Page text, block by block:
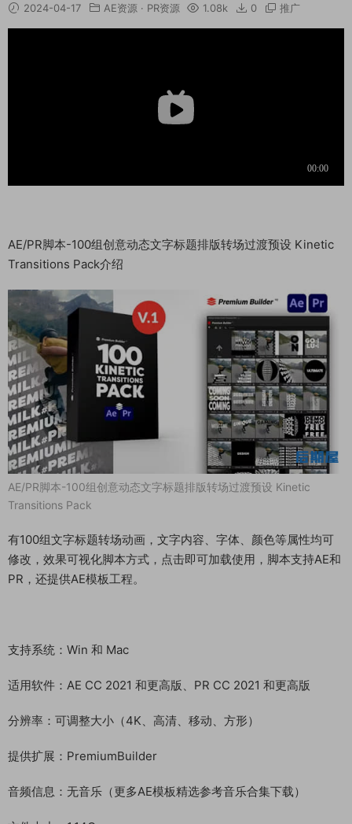
2024-04-17 AE资源 · PR资源 1.08k 0 推广
AE/PR脚本-100组创意动态文字标题排版转场过渡预设 Kinetic
Transitions Pack介绍
AE/PR脚本-100组创意动态文字标题排版转场过渡预设 Kinetic
Transitions Pack
有100组文字标题转场动画，文字内容、字体、颜色等属性均可
修改，效果可视化脚本方式，点击即可加载使用，脚本支持AE和
PR，还提供AE模板工程。
支持系统：Win 和 Mac
适用软件：AE CC 2021 和更高版、PR CC 2021 和更高版
分辨率：可调整大小（4K、高清、移动、方形）
提供扩展：PremiumBuilder
音频信息：无音乐（更多AE模板精选参考音乐合集下载）